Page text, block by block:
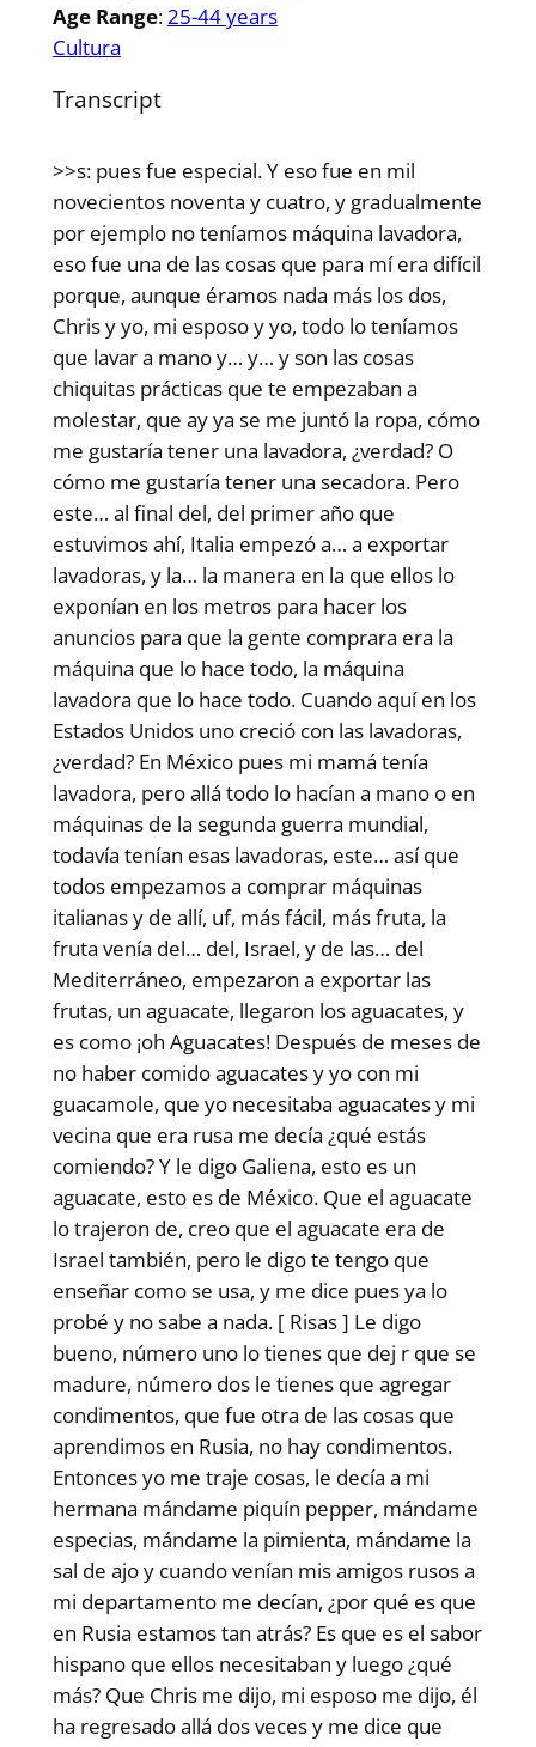
Age Range:25-44 years
Cultura
Transcript
>>s: pues fue especial. Y eso fue en mil
novecientos noventa y cuatro, y gradualmente
por ejemplo no teníamos máquina lavadora,
eso fue una de las cosas que para mí era difícil
porque, aunque éramos nada más los dos,
Chris y yo, mi esposo y yo, todo lo teníamos
que lavar a mano y… y… y son las cosas
chiquitas prácticas que te empezaban a
molestar, que ay ya se me juntó la ropa, cómo
me gustaría tener una lavadora, ¿verdad? O
cómo me gustaría tener una secadora. Pero
este… al final del, del primer año que
estuvimos ahí, Italia empezó a… a exportar
lavadoras, y la… la manera en la que ellos lo
exponían en los metros para hacer los
anuncios para que la gente comprara era la
máquina que lo hace todo, la máquina
lavadora que lo hace todo. Cuando aquí en los
Estados Unidos uno creció con las lavadoras,
¿verdad? En México pues mi mamá tenía
lavadora, pero allá todo lo hacían a mano o en
máquinas de la segunda guerra mundial,
todavía tenían esas lavadoras, este… así que
todos empezamos a comprar máquinas
italianas y de allí, uf, más fácil, más fruta, la
fruta venía del… del, Israel, y de las… del
Mediterráneo, empezaron a exportar las
frutas, un aguacate, llegaron los aguacates, y
es como ¡oh Aguacates! Después de meses de
no haber comido aguacates y yo con mi
guacamole, que yo necesitaba aguacates y mi
vecina que era rusa me decía ¿qué estás
comiendo? Y le digo Galiena, esto es un
aguacate, esto es de México. Que el aguacate
lo trajeron de, creo que el aguacate era de
Israel también, pero le digo te tengo que
enseñar como se usa, y me dice pues ya lo
probé y no sabe a nada. [ Risas ] Le digo
bueno, número uno lo tienes que dej r que se
madure, número dos le tienes que agregar
condimentos, que fue otra de las cosas que
aprendimos en Rusia, no hay condimentos.
Entonces yo me traje cosas, le decía a mi
hermana mándame piquín pepper, mándame
especias, mándame la pimienta, mándame la
sal de ajo y cuando venían mis amigos rusos a
mi departamento me decían, ¿por qué es que
en Rusia estamos tan atrás? Es que es el sabor
hispano que ellos necesitaban y luego ¿qué
más? Que Chris me dijo, mi esposo me dijo, él
ha regresado allá dos veces y me dice que